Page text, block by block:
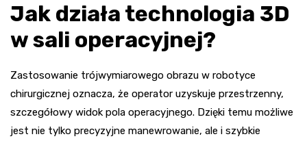
Jak działa technologia 3D
w sali operacyjnej?
Zastosowanie trójwymiarowego obrazu w robotyce
chirurgicznej oznacza, że operator uzyskuje przestrzenny,
szczegółowy widok pola operacyjnego. Dzięki temu możliwe
jest nie tylko precyzyjne manewrowanie, ale i szybkie